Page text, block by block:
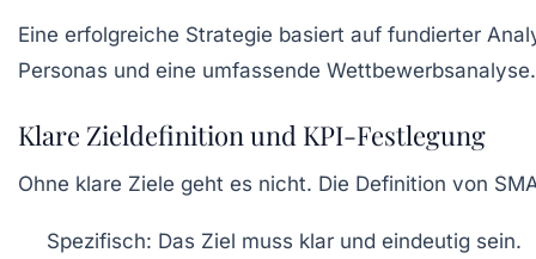
Eine erfolgreiche Strategie basiert auf fundierter
Personas und eine umfassende
Klare Zieldefinition und KPI-Festlegung
Ohne klare Ziele geht es nicht. Die Definition von
Spezifisch: Das Ziel muss klar und eindeutig sein.